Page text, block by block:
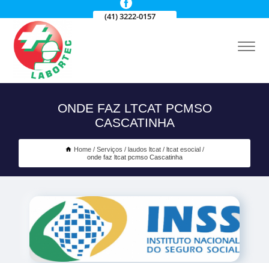
(41) 3222-0157
ONDE FAZ LTCAT PCMSO
CASCATINHA
Home Serviços laudos ltcat
ltcat esocial
onde faz ltcat pcmso Cascatinha